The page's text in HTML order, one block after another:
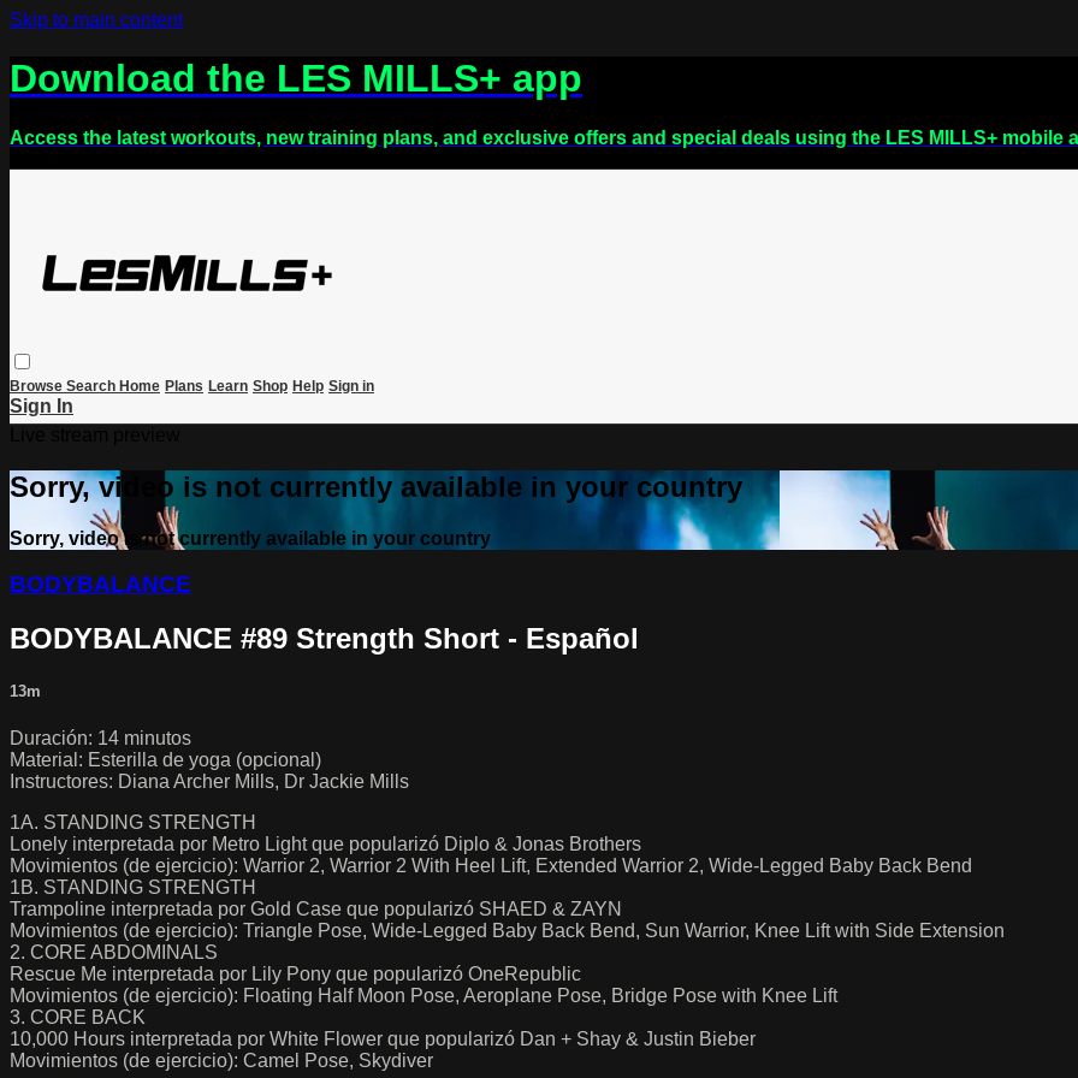
Skip to main content
Download the LES MILLS+ app
Access the latest workouts, new training plans, and exclusive offers and special deals using the LES MILLS+ mobile
Browse Search Home Plans Learn Shop Help Sign in
Sign In
Sorry, video is not currently available in your country
Sorry, video is not currently available in your country
BODYBALANCE
BODYBALANCE #89 Strength Short - Español
13m
Duración: 14 minutos
Material: Esterilla de yoga (opcional)
Instructores: Diana Archer Mills, Dr Jackie Mills
1A. STANDING STRENGTH
Lonely interpretada por Metro Light que popularizó Diplo & Jonas Brothers
Movimientos (de ejercicio): Warrior 2, Warrior 2 With Heel Lift, Extended Warrior 2, Wide-Legged Baby Back Bend
1B. STANDING STRENGTH
Trampoline interpretada por Gold Case que popularizó SHAED & ZAYN
Movimientos (de ejercicio): Triangle Pose, Wide-Legged Baby Back Bend, Sun Warrior, Knee Lift with Side Extension
2. CORE ABDOMINALS
Rescue Me interpretada por Lily Pony que popularizó OneRepublic
Movimientos (de ejercicio): Floating Half Moon Pose, Aeroplane Pose, Bridge Pose with Knee Lift
3. CORE BACK
10,000 Hours interpretada por White Flower que popularizó Dan + Shay & Justin Bieber
Movimientos (de ejercicio): Camel Pose, Skydiver